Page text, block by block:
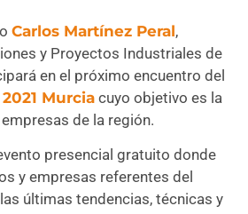
Carlos Martínez Peral,
y Proyectos Industriales de
en el próximo encuentro del
Murcia cuyo objetivo es la
de la región.
presencial gratuito donde
y empresas referentes del
últimas tendencias, técnicas y